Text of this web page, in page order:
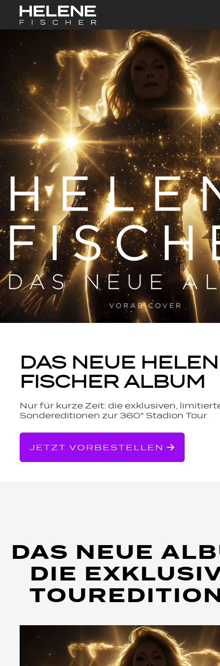
START
DAS NEUE
FISCHER ALBUM
Nur für kurze Zeit: die exklusiven,
Sondereditionen zur 360° Stadion Tour
JETZT VORBESTELLEN
DAS NEUE
DIE